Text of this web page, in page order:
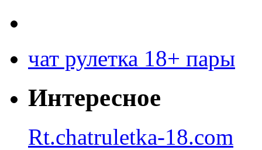
чат рулетка 18+ пары
Интересное
Rt.chatruletka-18.com